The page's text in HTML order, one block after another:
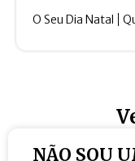
O Seu Dia Natal
NÃO SOU